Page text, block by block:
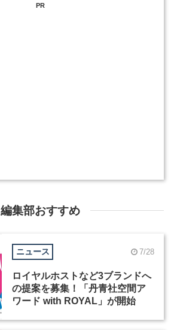
PR
編集部おすすめ
ニュース 7/28
ロイヤルホストなど3ブランドへ
の提案を募集！「丹青社空間ア
ワード with ROYAL」が開始